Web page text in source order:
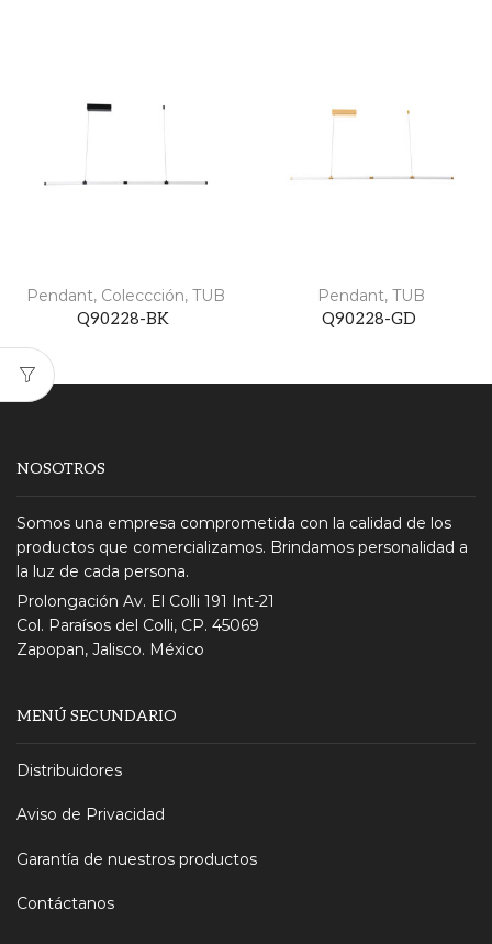
Pendant, Coleccción, TUB
Q90228-BK
Pendant, TUB
Q90228-GD
NOSOTROS
Somos una empresa comprometida con la calidad de los
productos que comercializamos. Brindamos personalidad a
la luz de cada persona.
Prolongación Av. El Colli 191 Int-21
Col. Paraísos del Colli, CP. 45069
Zapopan, Jalisco. México
MENÚ SECUNDARIO
Distribuidores
Aviso de Privacidad
Garantía de nuestros productos
Contáctanos